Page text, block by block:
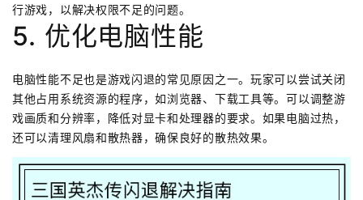
行游戏，以解决权限不足的问题。
5. 优化电脑性能
电脑性能不足也是游戏闪退的常见原因之一。玩家可以尝试关闭
其他占用系统资源的程序，如浏览器、下载工具等。可以调整游
戏画质和分辨率，降低对显卡和处理器的要求。如果电脑过热，
还可以清理风扇和散热器，确保良好的散热效果。